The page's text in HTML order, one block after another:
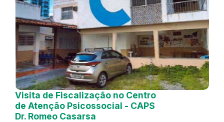
Visita de Fiscalização no Centro
de Atenção Psicossocial - CAPS
Dr. Romeo Casarsa